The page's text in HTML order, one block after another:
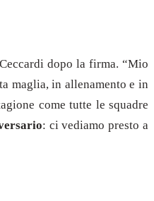
dopo la firma. “Mio
maglia, in allenamento e in
come tutte le squadre
: ci vediamo presto a